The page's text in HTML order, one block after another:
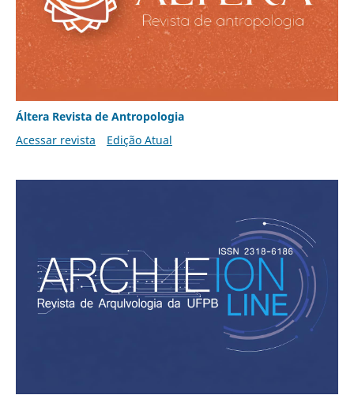
Áltera Revista de Antropologia
Acessar revista
Edição Atual